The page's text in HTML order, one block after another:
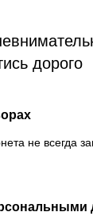
дорого
не всегда